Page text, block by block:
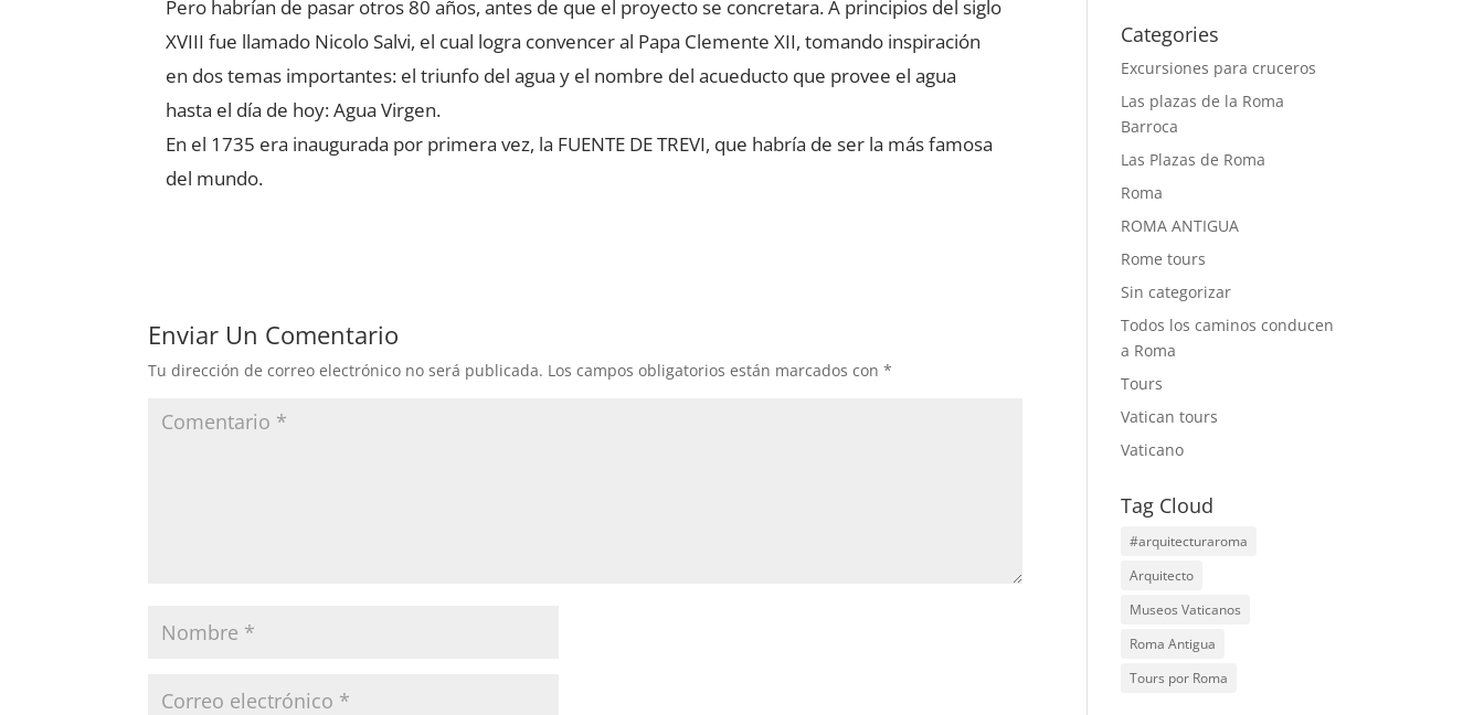
Pero habrían de pasar otros 80 años, antes de que el proyecto se concretara. A principios del siglo
XVIII fue llamado Nicolo Salvi, el cual logra convencer al Papa Clemente XII, tomando inspiración
en dos temas importantes: el triunfo del agua y el nombre del acueducto que provee el agua
hasta el día de hoy: Agua Virgen.
En el 1735 era inaugurada por primera vez, la FUENTE DE TREVI, que habría de ser la más famosa
del mundo.
Enviar Un Comentario
Tu dirección de correo electrónico no será publicada. Los campos obligatorios están marcados con*
Categories
Excursiones para cruceros
Las plazas de la Roma
Barroca
Las Plazas de Roma
Roma
ROMA ANTIGUA
Rome tours
Sin categorizar
Todos los caminos conducen
a Roma
Tours
Vatican tours
Vaticano
Tag Cloud
#arquitecturaroma
Arquitecto
Museos Vaticanos
Roma Antigua
Tours por Roma